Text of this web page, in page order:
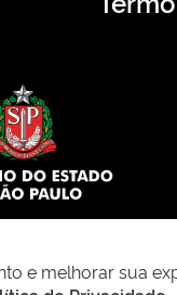
Todos os direitos
e melhorar sua